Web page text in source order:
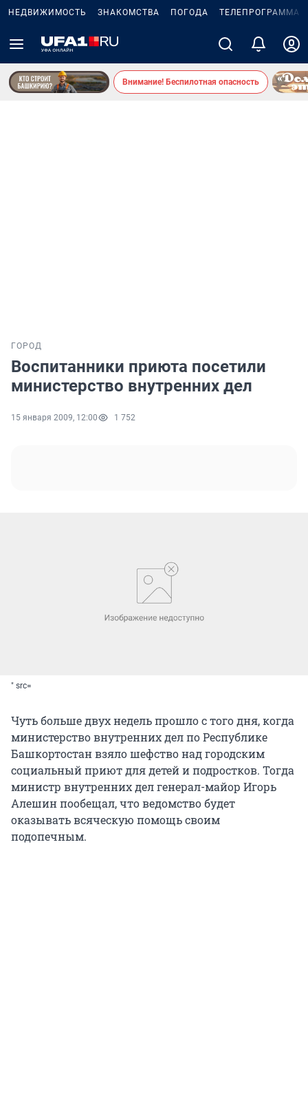
НЕДВИЖИМОСТЬ ЗНАКОМСТВА ПОГОДА ТЕЛЕПРОГРАММА
Внимание! Беспилотная опасность
ГОРОД
Воспитанники приюта посетили
министерство внутренних дел
15 января 2009, 12:00 1 752
" src=
Чуть больше двух недель прошло с того дня, когда
министерство внутренних дел по Республике
Башкортостан взяло шефство над городским
социальный приют для детей и подростков. Тогда
министр внутренних дел генерал-майор Игорь
Алешин пообещал, что ведомство будет
оказывать всяческую помощь своим
подопечным.